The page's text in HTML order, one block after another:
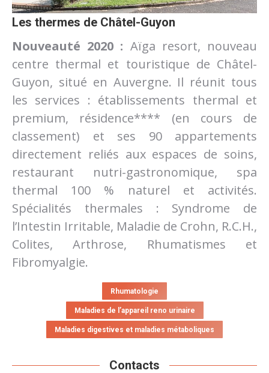
Les thermes de Châtel-Guyon
Nouveauté 2020 : Aïga resort, nouveau
centre thermal et touristique de Châtel-
Guyon, situé en Auvergne. Il réunit tous
les services : établissements thermal et
premium, résidence**** (en cours de
classement) et ses 90 appartements
directement reliés aux espaces de soins,
restaurant nutri-gastronomique, spa
thermal 100 % naturel et activités.
Spécialités thermales : Syndrome de
l’Intestin Irritable, Maladie de Crohn, R.C.H.,
Colites, Arthrose, Rhumatismes et
Fibromyalgie.
Rhumatologie
Maladies de l’appareil reno urinaire
Maladies digestives et maladies métaboliques
Contacts